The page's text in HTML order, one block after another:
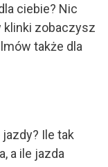
ciebie? Nic
klinki zobaczysz
także dla
Ile tak
a ile jazda